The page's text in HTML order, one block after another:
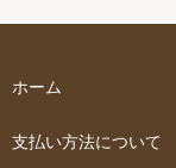
ホーム
支払い方法について